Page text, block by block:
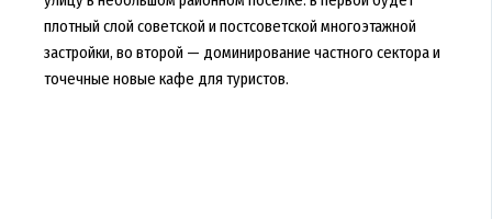
плотный слой советской и постсоветской многоэтажной
застройки, во второй — доминирование частного сектора и
точечные новые кафе для туристов.